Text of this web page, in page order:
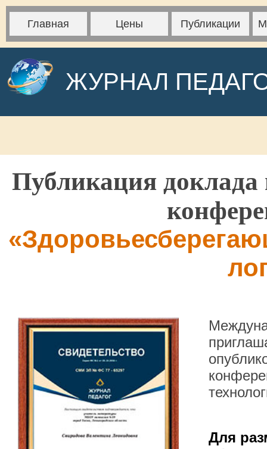
Главная Цены Публикации
ЖУРНАЛ
Публикация доклада
Для